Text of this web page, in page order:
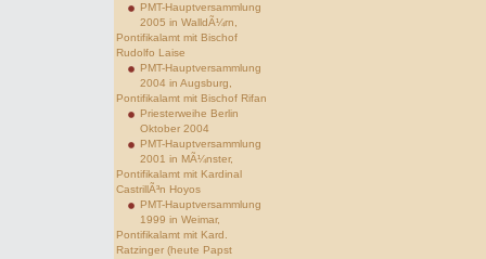
PMT-Hauptversammlung
2005 in WalldÃ¼rn,
Pontifikalamt mit Bischof
Rudolfo Laise
PMT-Hauptversammlung
2004 in Augsburg,
Pontifikalamt mit Bischof Rifan
Priesterweihe Berlin
Oktober 2004
PMT-Hauptversammlung
2001 in MÃ¼nster,
Pontifikalamt mit Kardinal
CastrillÃ³n Hoyos
PMT-Hauptversammlung
1999 in Weimar,
Pontifikalamt mit Kard.
Ratzinger (heute Papst